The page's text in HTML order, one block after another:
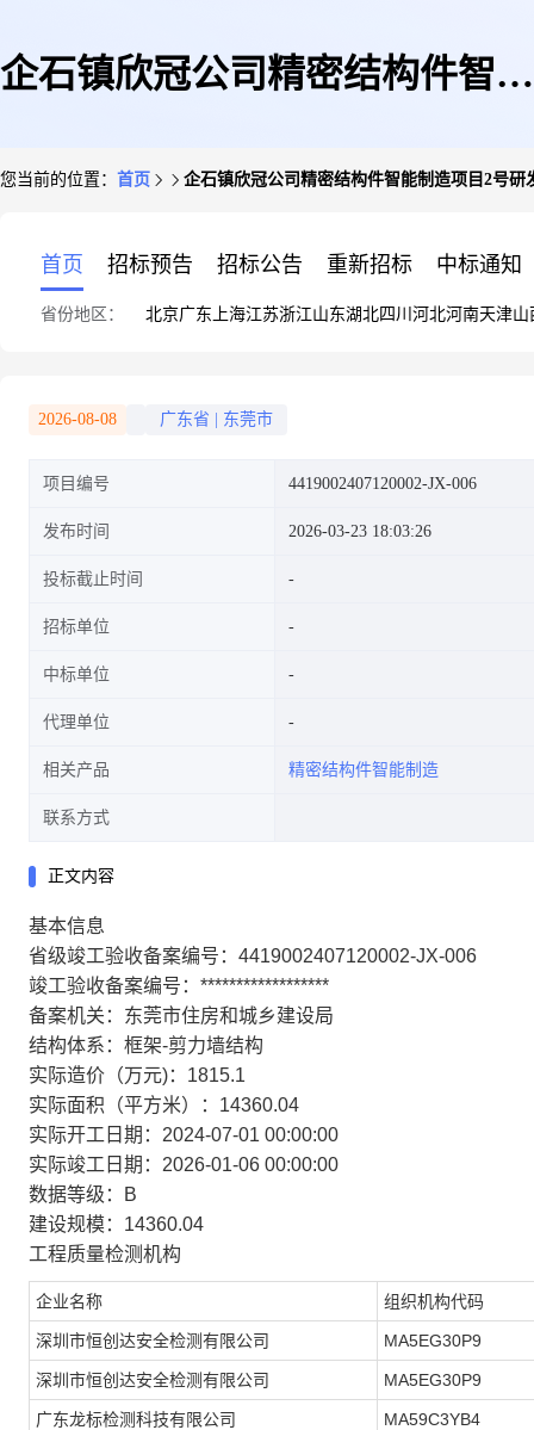
企石镇欣冠公司精密结构件智能
您当前的位置： 首页 企石镇欣冠公司精密结构件智能制造项目2号
首页 招标预告 招标公告 重新招标 中标通知
省份地区： 北京广东 上海江苏浙江山东湖北四川 河北河南天津山
2026-08-08 广东省 东莞市
项目编号 4419002407120002-JX-006
发布时间 2026-03-23 18:03:26
投标截止时间
招标单位
中标单位
代理单位
相关产品 精密结构件智能制造
联系方式
正文内容
基本信息
省级竣工验收备案编号：4419002407120002-JX-006
竣工验收备案编号：******************
备案机关：东莞市住房和城乡建设局
结构体系：框架-剪力墙结构
实际造价（万元)：1815.1
实际面积（平方米）：14360.04
实际开工日期：2024-07-01 00:00:00
实际竣工日期：2026-01-06 00:00:00
数据等级：B
建设规模：14360.04
工程质量检测机构
企业名称 组织机构代码
深圳市恒创达安全检测有限公司 MA5EG30P9
深圳市恒创达安全检测有限公司 MA5EG30P9
广东龙标检测科技有限公司 MA59C3YB4